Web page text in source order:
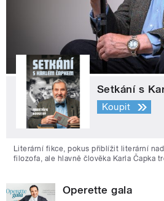
Setkání s
Koupit
Literární fikce, pokus přiblížit literární
filozofa, ale hlavně člověka Karla Čapka
Operette gala